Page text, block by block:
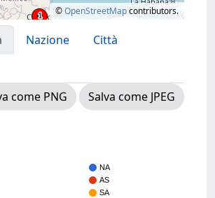
©OpenStreetMapcontributors.
Nazione
Città
come PNG
Salva come JPEG
NA
AS
SA